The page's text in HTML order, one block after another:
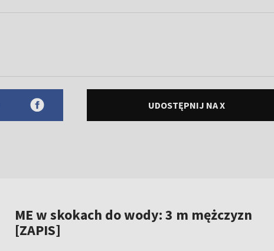
UDOSTĘPNIJ NA X
ME w skokach do wody: 3 m mężczyzn
[ZAPIS]